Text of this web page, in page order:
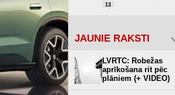
13
JAUNIE RAKSTI
LVRTC: Robežas
aprīkošana rit pēc
plāniem (+ VIDEO)